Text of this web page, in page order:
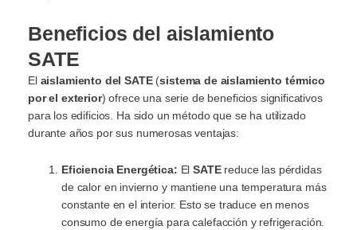
Beneficios del aislamiento
SATE
El aislamiento del SATE(sistema de aislamiento térmico
por el exterior) ofrece una serie de beneficios significativos
para los edificios. Ha sido un método que se ha utilizado
durante años por sus numerosas ventajas:
Eficiencia Energética: ElSATE reduce las pérdidas
de calor en invierno y mantiene una temperatura más
constante en el interior. Esto se traduce en menos
consumo de energía para calefacción y refrigeración.